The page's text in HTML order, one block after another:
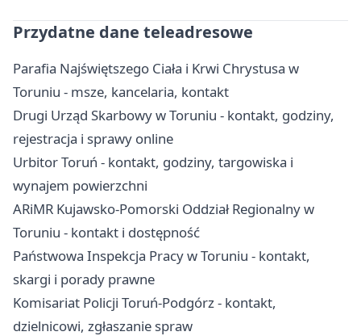
Przydatne dane teleadresowe
Parafia Najświętszego Ciała i Krwi Chrystusa w
Toruniu - msze, kancelaria, kontakt
Drugi Urząd Skarbowy w Toruniu - kontakt, godziny,
rejestracja i sprawy online
Urbitor Toruń - kontakt, godziny, targowiska i
wynajem powierzchni
ARiMR Kujawsko-Pomorski Oddział Regionalny w
Toruniu - kontakt i dostępność
Państwowa Inspekcja Pracy w Toruniu - kontakt,
skargi i porady prawne
Komisariat Policji Toruń-Podgórz - kontakt,
dzielnicowi, zgłaszanie spraw